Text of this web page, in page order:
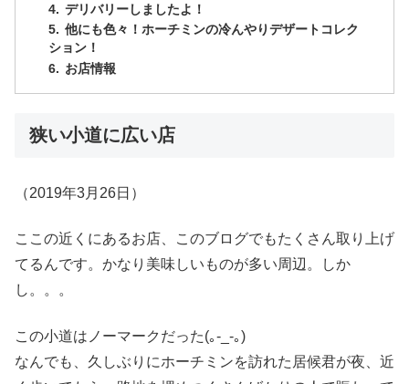
デリバリーしましたよ！
他にも色々！ホーチミンの冷んやりデザートコレク
ション！
お店情報
狭い小道に広い店
（2019年3月26日）
ここの近くにあるお店、このブログでもたくさん取り上げ
てるんです。かなり美味しいものが多い周辺。しか
し。。。
この小道はノーマークだった(｡-_-｡)
なんでも、久しぶりにホーチミンを訪れた居候君が夜、近